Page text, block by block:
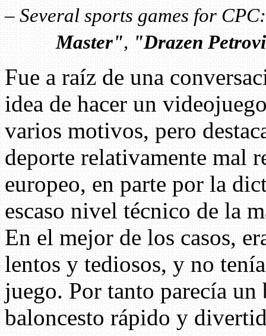
– Several sports games for
Master", "Drazen
Fue a raíz de una
idea de hacer un
varios motivos, pero
deporte relativamente mal
europeo, en parte por la
escaso nivel técnico de la
En el mejor de los casos,
lentos y tediosos, y no
juego. Por tanto parecía
baloncesto rápido y